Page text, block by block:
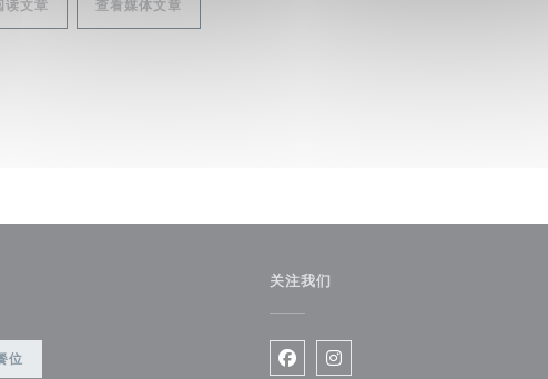
读文章((在新窗口中打开))
查看媒体文章((在新窗口中打开))
位
关注我们
Facebook ((在新窗口中打开))
Instagram ((在新窗口中打开))